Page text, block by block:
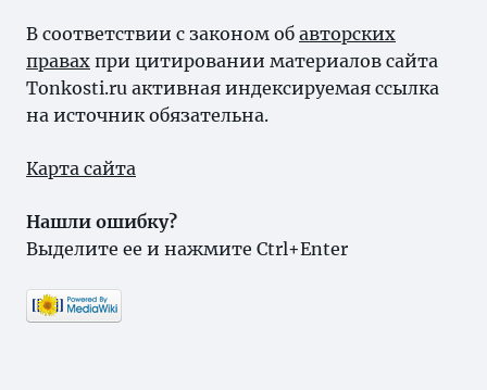
В соответствии с законом об авторских
правах при цитировании материалов сайта
Tonkosti.ru активная индексируемая ссылка
на источник обязательна.
Карта сайта
Нашли ошибку?
Выделите ее и нажмите Ctrl+Enter